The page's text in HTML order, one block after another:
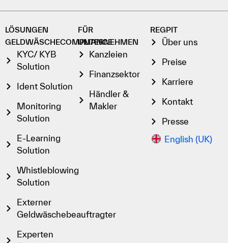
LÖSUNGEN
GELDWÄSCHECOMPLIANCE
KYC/ KYB
Solution
Ident Solution
Monitoring
Solution
E-Learning
Solution
Whistleblowing
Solution
Externer
Geldwäschebeauftragter
Experten
FÜR
UNTERNEHMEN
Kanzleien
Finanzsektor
Händler &
Makler
REGPIT
Über uns
Preise
Karriere
Kontakt
Presse
English (UK)